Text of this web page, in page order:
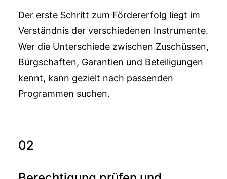
Der erste Schritt zum Fördererfolg liegt im
Verständnis der verschiedenen Instrumente.
Wer die Unterschiede zwischen Zuschüssen,
Bürgschaften, Garantien und Beteiligungen
kennt, kann gezielt nach passenden
Programmen suchen.
02